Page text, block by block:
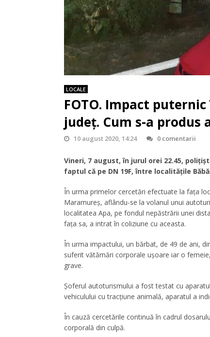
LOCALE
FOTO. Impact
județ. Cum s-a produs
10 august 2020, 14:24 0 comentarii
Vineri, 7 august, în jurul orei 22.45,
faptul că pe DN 19F, între localitățile
În urma primelor cercetări efectuate la fața
Maramureș, aflându-se la volanul unui
localitatea Apa, pe fondul nepăstrării unei
faţa sa, a intrat în coliziune cu aceasta.
În urma impactului, un bărbat, de 49 de ani,
suferit vătămări corporale ușoare iar o
grave.
Șoferul autoturismului a fost testat cu
vehiculului cu tracțiune animală, aparatul a
În cauză cercetările continuă în cadrul
corporală din culpă.